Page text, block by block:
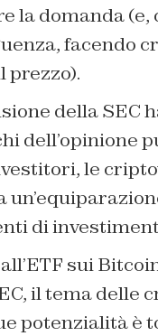
la domanda (e,
facendo
prezzo).
della SEC
dell’opinione
le
di
sui
il tema delle
potenzialità è